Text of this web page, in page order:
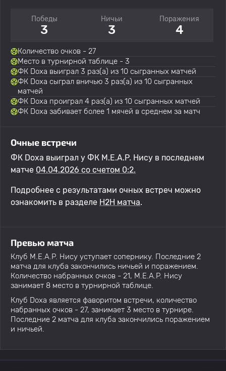
Победы
3
Ничьи
3
Поражения
4
Количество очков - 27
Место в турнирной таблице - 3
ФК Doxa выиграл 3 раз(а) из 10 сыгранных матчей
ФК Doxa сыграл вничью 3 раз(а) из 10 сыгранных
матчей
ФК Doxa проиграл 4 раз(а) из 10 сыгранных матчей
ФК Doxa забивает более 1 мячей в среднем за матч
Очные встречи
ФК Doxa выиграл у ФК M.E.A.P. Нису в последнем
матче 04.04.2026 со счетом 0:2.
Подробнее с результатами очных встреч можно
ознакомить в разделе H2H матча.
Превью матча
Клуб M.E.A.P. Нису уступает сопернику. Последние 2
матча для клуба закончились ничьей и поражением.
Количество набранных очков - 21, M.E.A.P. Нису
занимает 8 место в турнирной таблице.
Клуб Doxa является фаворитом встречи, количество
набранных очков - 27, занимает 3 место в турнире.
Последние 2 матча для клуба закончились поражением
и ничьей.